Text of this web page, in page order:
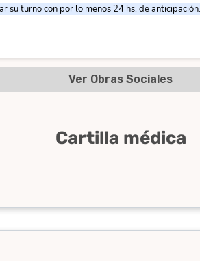
su turno con por lo menos 24 hs. de
Ver Obras Sociales
Cartilla médica